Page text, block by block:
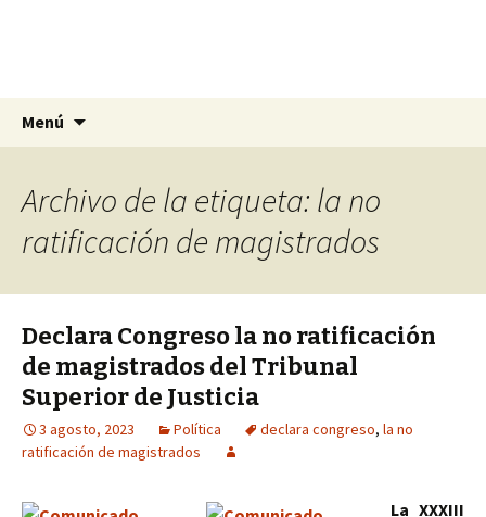
La Yunta de Tepic
La nueva opción en información
Menú
Archivo de la etiqueta: la no
ratificación de magistrados
Declara Congreso la no ratificación
de magistrados del Tribunal
Superior de Justicia
3 agosto, 2023 Política declara congreso, la no
ratificación de magistrados
La XXXIII